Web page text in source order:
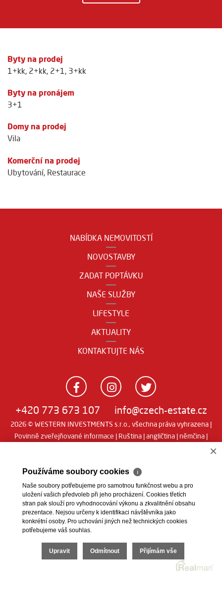
Byty na prodej
1+kk, 2+kk, 2+1, 3+kk
Byty na pronájem
3+1
Domy na prodej
Vila
Komerční na prodej
Ubytování, Restaurace
NABÍDKA NEMOVITOSTÍ
NOVOSTAVBY
ZADAT POPTÁVKU
NAŠE SLUŽBY
LIFESTYLE
AKTUALITY
KONTAKTUJTE NÁS
+420 773 673 107 info@czech-estate.cz
2026 © WESTERN INVESTMENTS s.r.o., všechna práva vyhrazena |
Povinně zveřejňované informace | Ruština |angličtina | němčina |
×
Používáme soubory cookies ℹ
Naše soubory potřebujeme pro samotnou funkčnost webu a pro
uložení vašich předvoleb při jeho procházení. Cookies třetích
stran pak slouží pro vyhodnocování výkonu a zkvalitnění obsahu
prezentace. Nejsou určeny k identifikaci návštěvníka jako
konkrétní osoby. Pro uchování jiných než technických cookies
potřebujeme váš souhlas.
Upravit Odmítnout Přijímám vše